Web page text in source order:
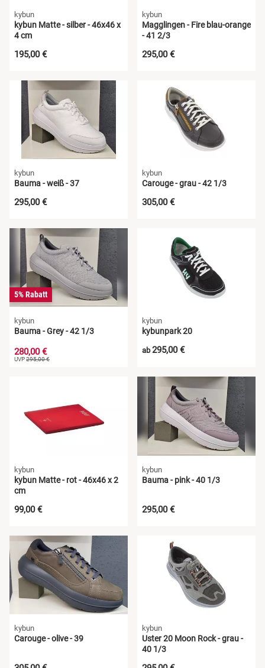
kybun
kybun Matte - silber - 46x46 x
4 cm
195,00 €
kybun
Magglingen - Fire blau-orange
- 41 2/3
295,00 €
kybun
Bauma - weiß - 37
295,00 €
kybun
Carouge - grau - 42 1/3
305,00 €
5% Rabatt
kybun
Bauma - Grey - 42 1/3
280,00 €
UVP295,00 €
kybun
kybunpark 20
ab295,00 €
kybun
kybun Matte - rot - 46x46 x 2
cm
99,00 €
kybun
Bauma - pink - 40 1/3
295,00 €
kybun
Carouge - olive - 39
kybun
Uster 20 Moon Rock - grau -
40 1/3